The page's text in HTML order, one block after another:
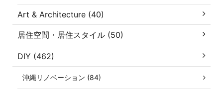
Art & Architecture (40)
居住空間・居住スタイル (50)
DIY (462)
沖縄リノベーション (84)